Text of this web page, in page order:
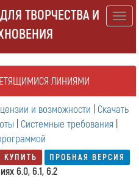
ТВОРЧЕСТВА И
ЛИНИЯМИ
и возможности
Скачать
Системные требования
КУПИТЬ ПРОБНАЯ ВЕРСИЯ
6.0, 6.1, 6.2